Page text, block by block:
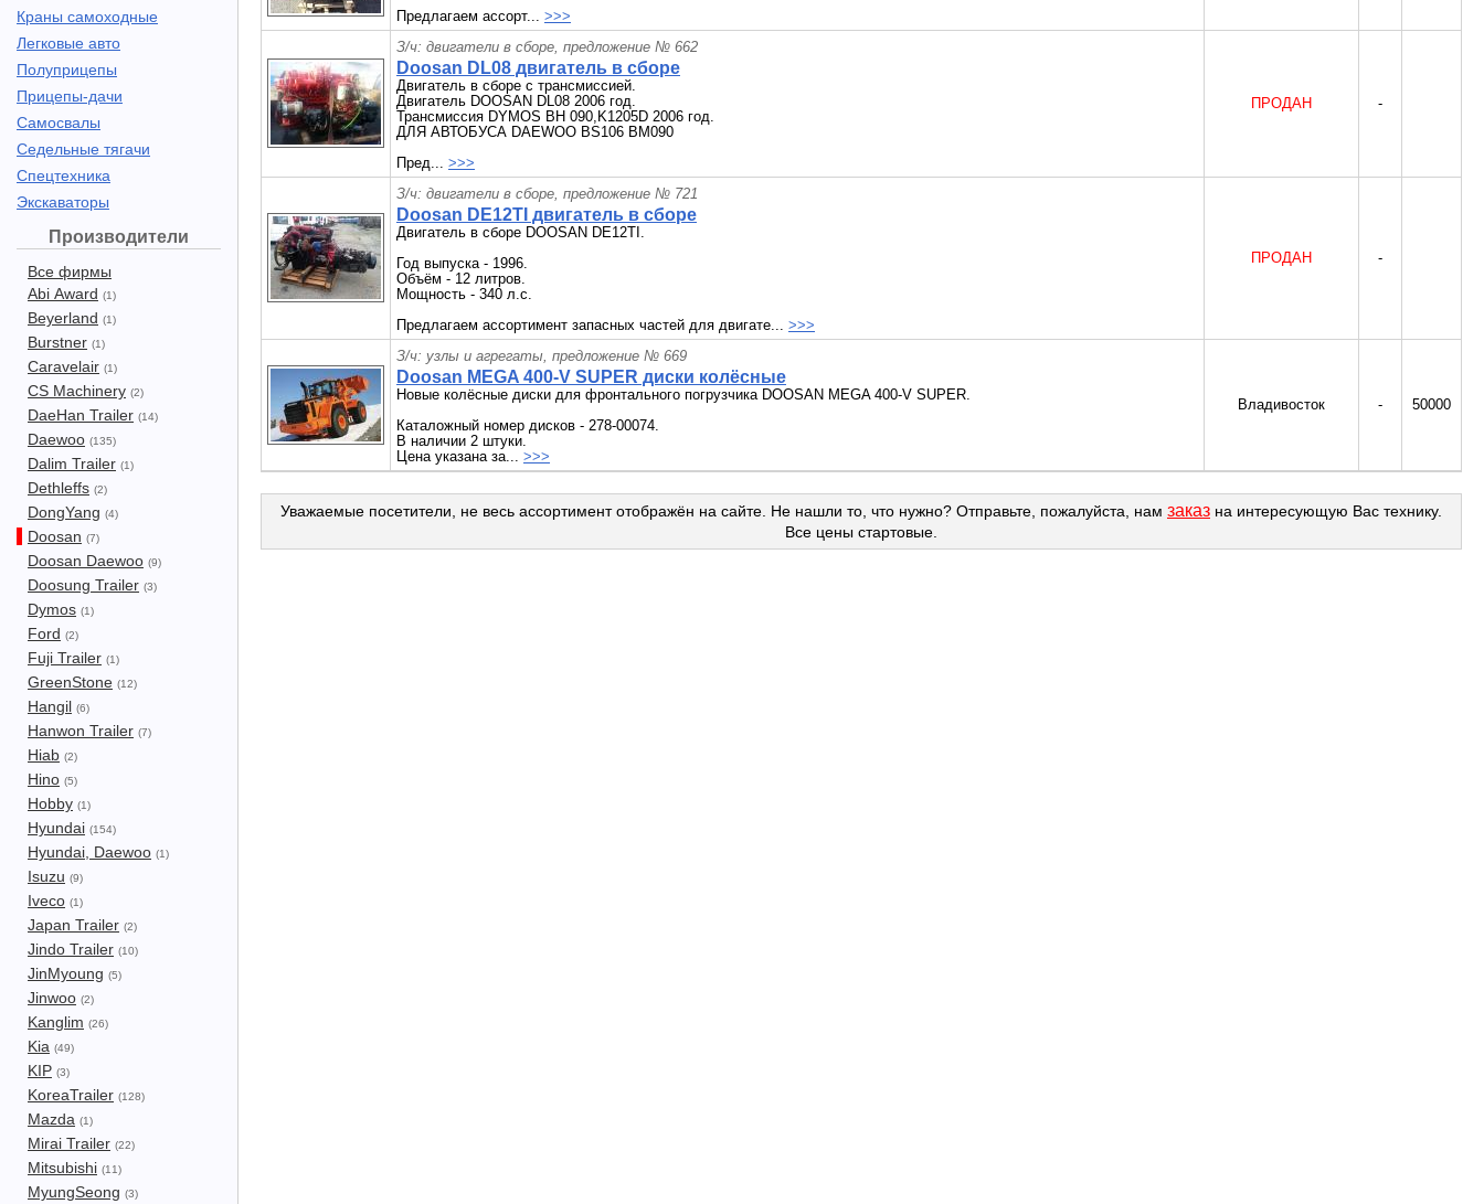
Краны самоходные
Легковые авто
Полуприцепы
Прицепы-дачи
Самосвалы
Седельные тягачи
Спецтехника
Экскаваторы
Производители
Все фирмы
Abi Award (1)
Beyerland (1)
Burstner (1)
Caravelair (1)
CS Machinery (2)
DaeHan Trailer (14)
Daewoo (135)
Dalim Trailer (1)
Dethleffs (2)
DongYang (4)
Doosan (7)
Doosan Daewoo (9)
Doosung Trailer (3)
Dymos (1)
Ford (2)
Fuji Trailer (1)
GreenStone (12)
Hangil (6)
Hanwon Trailer (7)
Hiab (2)
Hino (5)
Hobby (1)
Hyundai (154)
Hyundai, Daewoo (1)
Isuzu (9)
Iveco (1)
Japan Trailer (2)
Jindo Trailer (10)
JinMyoung (5)
Jinwoo (2)
Kanglim (26)
Kia (49)
KIP (3)
KoreaTrailer (128)
Mazda (1)
Mirai Trailer (22)
Mitsubishi (11)
MyungSeong (3)
Предлагаем ассорт... >>>
З/ч: двигатели в сборе, предложение № 662
Doosan DL08 двигатель в сборе
Двигатель в сборе с трансмиссией.
Двигатель DOOSAN DL08 2006 год.
Трансмиссия DYMOS BH 090,K1205D 2006 год.
ДЛЯ АВТОБУСА DAEWOO BS106 BM090
Пред... >>>
ПРОДАН -
З/ч: двигатели в сборе, предложение № 721
Doosan DE12TI двигатель в сборе
Двигатель в сборе DOOSAN DE12TI.
Год выпуска - 1996.
Объём - 12 литров.
Мощность - 340 л.с.
Предлагаем ассортимент запасных частей для двигате... >>>
ПРОДАН -
З/ч: узлы и агрегаты, предложение № 669
Doosan MEGA 400-V SUPER диски колёсные
Новые колёсные диски для фронтального погрузчика DOOSAN MEGA 400-V SUPER.
Каталожный номер дисков - 278-00074.
В наличии 2 штуки.
Цена указана за... >>>
Владивосток - 50000
Уважаемые посетители, не весь ассортимент отображён на сайте. Не нашли то, что нужно? Отправьте, пожалуйста, нам заказ на интересующую Вас технику.
Все цены стартовые.